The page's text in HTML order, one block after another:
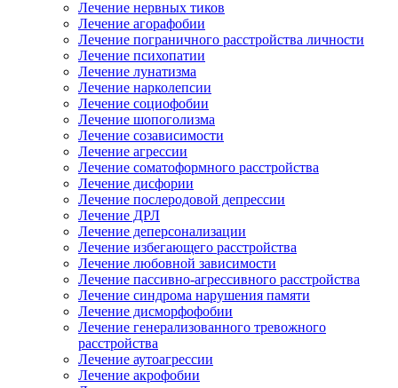
Лечение нервных тиков
Лечение агорафобии
Лечение пограничного расстройства личности
Лечение психопатии
Лечение лунатизма
Лечение нарколепсии
Лечение социофобии
Лечение шопоголизма
Лечение созависимости
Лечение агрессии
Лечение соматоформного расстройства
Лечение дисфории
Лечение послеродовой депрессии
Лечение ДРЛ
Лечение деперсонализации
Лечение избегающего расстройства
Лечение любовной зависимости
Лечение пассивно-агрессивного расстройства
Лечение синдрома нарушения памяти
Лечение дисморфофобии
Лечение генерализованного тревожного
расстройства
Лечение аутоагрессии
Лечение акрофобии